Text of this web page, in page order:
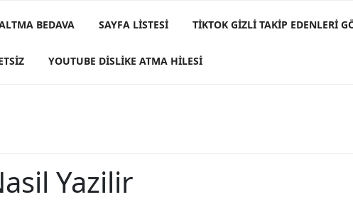
BEDAVA SAYFA LISTESI TIKTOK GIZLI TAKIP EDENLERI
YOUTUBE DISLIKE ATMA HILESI
Yazilir